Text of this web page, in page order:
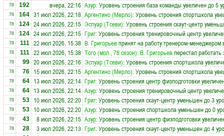
78 192 вчера, 22:16 Азур: Уровень строения база команды увеличен до 5
78 164 31 июл 2026, 22:18 Аргентино (Мерло): Уровень строения спортшкола
78 124 24 июл 2026, 22:15 Эспуар (Тсеви): Уровень строения скаут-центр
78 124 24 июл 2026, 22:15 Григ: Уровень строения тренировочный центр
78 111 22 июл 2026, 15:38 В. Григорьевпринят на работу тренером-
78 111 22 июл 2026, 15:38 Того (мол., 78 сезон): В. Григорьевперестал
78 99 20 июл 2026, 22:16 Эспуар (Тсеви): Уровень строения спортшкола
78 76 15 июл 2026, 22:15 Аргентино (Мерло): Уровень строения спортшкола
78 64 13 июл 2026, 22:14 Григ: Уровень строения центр физподготовки
78 64 13 июл 2026, 22:14 Азур: Уровень строения тренировочный центр
78 53 10 июл 2026, 22:20 Григ: Уровень строения скаут-центр уменьшен до 3
78 53 10 июл 2026, 22:20 Азур: Уровень строения спортшкола уменьшен до 0
78 43 8 июл 2026, 22:15 Азур: Уровень строения центр физподготовки
78 28 3 июл 2026, 22:13 Григ: Уровень строения скаут-центр уменьшен до 4